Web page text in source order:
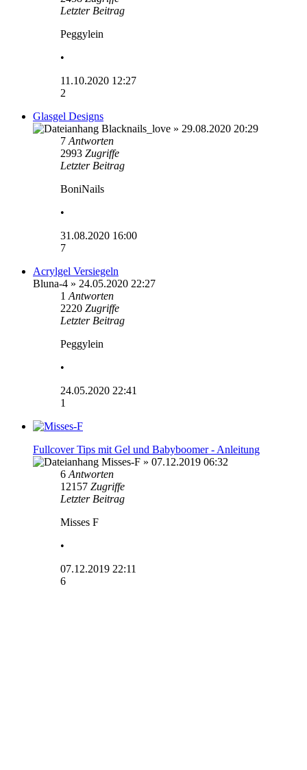
Letzter Beitrag
Peggylein
•
11.10.2020 12:27
2
Glasgel Designs
Blacknails_love » 29.08.2020 20:29
7 Antworten
2993 Zugriffe
Letzter Beitrag
BoniNails
•
31.08.2020 16:00
7
Acrylgel Versiegeln
Bluna-4 » 24.05.2020 22:27
1 Antworten
2220 Zugriffe
Letzter Beitrag
Peggylein
•
24.05.2020 22:41
1
Fullcover Tips mit Gel und Babyboomer - Anleitung
Misses-F » 07.12.2019 06:32
6 Antworten
12157 Zugriffe
Letzter Beitrag
Misses F
•
07.12.2019 22:11
6